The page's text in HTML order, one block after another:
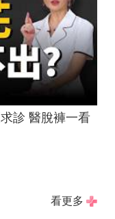
診 醫脫褲一看
看更多